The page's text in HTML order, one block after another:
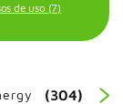
de uso (7)
(304)